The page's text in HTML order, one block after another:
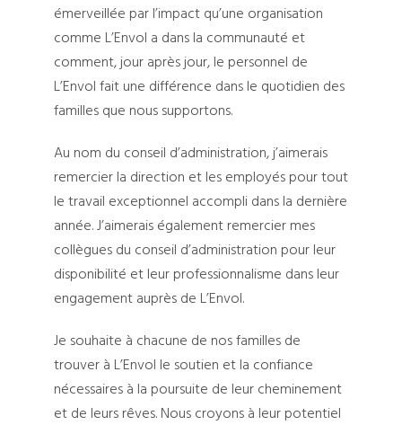
émerveillée par l’impact qu’une organisation
comme L’Envol a dans la communauté et
comment, jour après jour, le personnel de
L’Envol fait une différence dans le quotidien des
familles que nous supportons.
Au nom du conseil d’administration, j’aimerais
remercier la direction et les employés pour tout
le travail exceptionnel accompli dans la dernière
année. J’aimerais également remercier mes
collègues du conseil d’administration pour leur
disponibilité et leur professionnalisme dans leur
engagement auprès de L’Envol.
Je souhaite à chacune de nos familles de
trouver à L’Envol le soutien et la confiance
nécessaires à la poursuite de leur cheminement
et de leurs rêves. Nous croyons à leur potentiel